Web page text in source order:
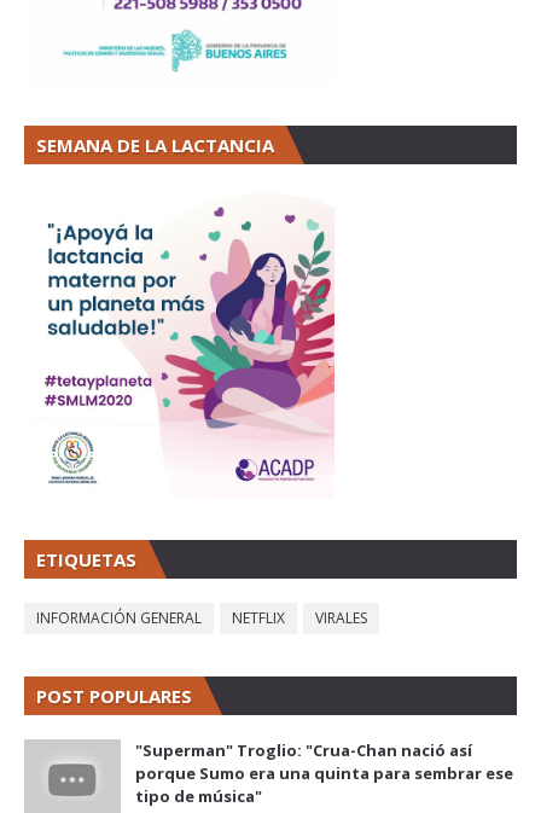
SEMANA DE LA LACTANCIA
ETIQUETAS
INFORMACIÓN GENERAL NETFLIX VIRALES
POST POPULARES
"Superman" Troglio: "Crua-Chan nació así
porque Sumo era una quinta para sembrar ese
tipo de música"